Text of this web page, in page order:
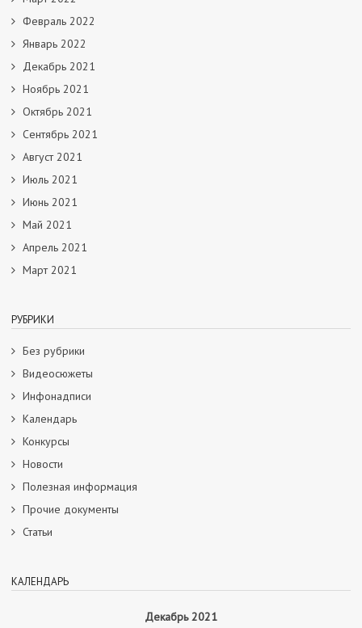
Февраль 2022
Январь 2022
Декабрь 2021
Ноябрь 2021
Октябрь 2021
Сентябрь 2021
Август 2021
Июль 2021
Июнь 2021
Май 2021
Апрель 2021
Март 2021
РУБРИКИ
Без рубрики
Видеосюжеты
Инфонадписи
Календарь
Конкурсы
Новости
Полезная информация
Прочие документы
Статьи
КАЛЕНДАРЬ
Декабрь 2021